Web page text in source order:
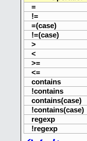
=
!=
=(case)
!=(case)
>
<
>=
<=
contains
!contains
contains(case)
!contains(case)
regexp
!regexp